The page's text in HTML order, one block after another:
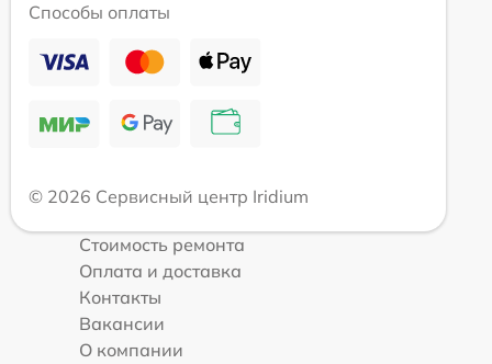
Способы оплаты
© 2026 Сервисный центр Iridium
Стоимость ремонта
Оплата и доставка
Контакты
Вакансии
О компании